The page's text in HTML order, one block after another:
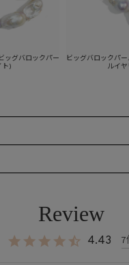
パー
ビッグバロックパールネックレ
ルイヤリング
4.43 7